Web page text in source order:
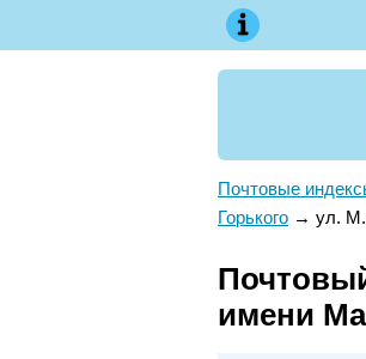
Почтовые
Горького → ул.
имени